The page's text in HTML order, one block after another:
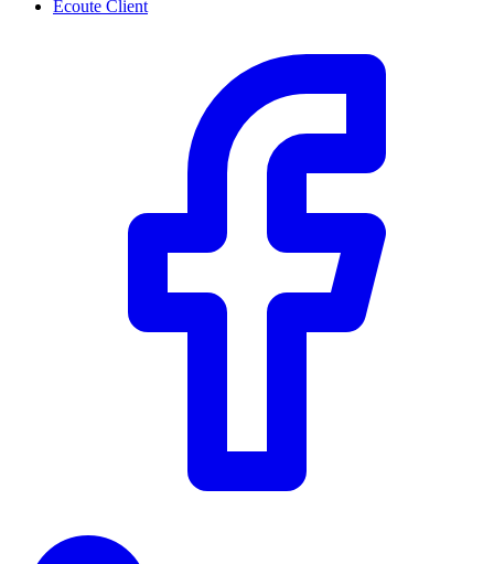
Écoute Client